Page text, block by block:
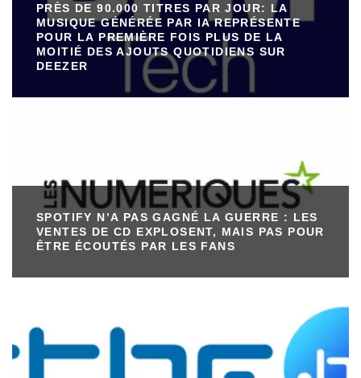
PRÈS DE 90.000 TITRES PAR JOUR: LA
MUSIQUE GÉNÉRÉE PAR IA REPRÉSENTE
POUR LA PREMIÈRE FOIS PLUS DE LA
MOITIÉ DES AJOUTS QUOTIDIENS SUR
DEEZER
SPOTIFY N’A PAS GAGNÉ LA GUERRE : LES
VENTES DE CD EXPLOSENT, MAIS PAS POUR
ÊTRE ÉCOUTÉS PAR LES FANS